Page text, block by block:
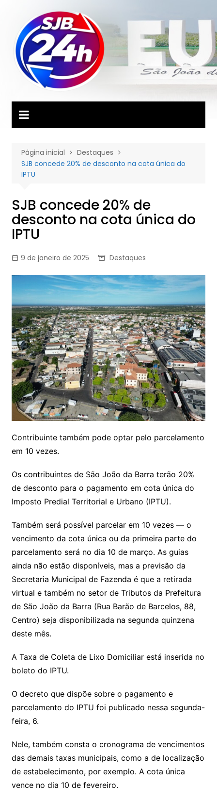
conteúdo
Página inicial
Destaques
SJB concede 20% de desconto na cota única do
IPTU
SJB concede 20% de
desconto na cota única do
IPTU
9 de janeiro de 2025 Destaques
Contribuinte também pode optar pelo parcelamento
em 10 vezes.
Os contribuintes de São João da Barra terão 20%
de desconto para o pagamento em cota única do
Imposto Predial Territorial e Urbano (IPTU).
Também será possível parcelar em 10 vezes — o
vencimento da cota única ou da primeira parte do
parcelamento será no dia 10 de março. As guias
ainda não estão disponíveis, mas a previsão da
Secretaria Municipal de Fazenda é que a retirada
virtual e também no setor de Tributos da Prefeitura
de São João da Barra (Rua Barão de Barcelos, 88,
Centro) seja disponibilizada na segunda quinzena
deste mês.
A Taxa de Coleta de Lixo Domiciliar está inserida no
boleto do IPTU.
O decreto que dispõe sobre o pagamento e
parcelamento do IPTU foi publicado nessa segunda-
feira, 6.
Nele, também consta o cronograma de vencimentos
das demais taxas municipais, como a de localização
de estabelecimento, por exemplo. A cota única
vence no dia 10 de fevereiro.